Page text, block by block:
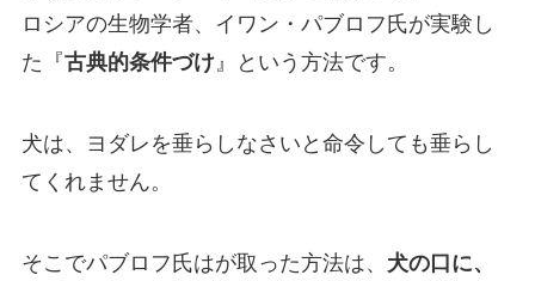
ロシアの生物学者、イワン・パブロフ氏が実験し
た『古典的条件づけ』という方法です。
犬は、ヨダレを垂らしなさいと命令しても垂らし
てくれません。
そこでパブロフ氏はが取った方法は、 犬の口に、